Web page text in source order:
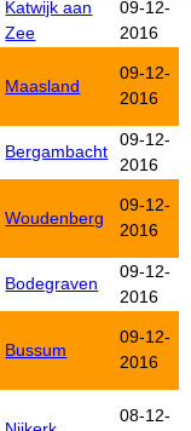
Katwijk aan
Zee
09-12-
2016
Maasland
09-12-
2016
Bergambacht
09-12-
2016
Woudenberg
09-12-
2016
Bodegraven
09-12-
2016
Bussum
09-12-
2016
08-12-